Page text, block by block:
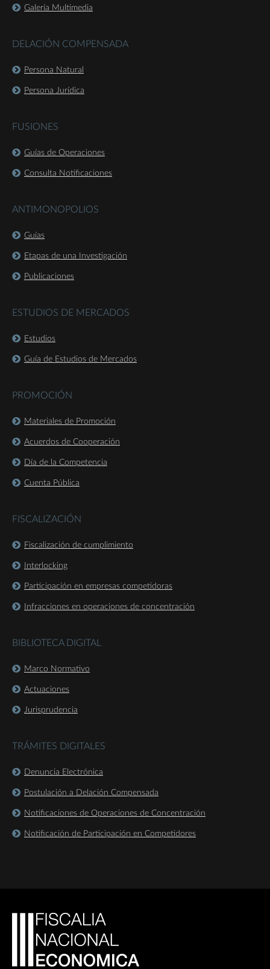
Galería Multimedia
DELACIÓN COMPENSADA
Persona Natural
Persona Jurídica
FUSIONES
Guías de Operaciones
Consulta Notificaciones
ANTIMONOPOLIOS
Guías
Etapas de una Investigación
Publicaciones
ESTUDIOS DE MERCADOS
Estudios
Guía de Estudios de Mercados
PROMOCIÓN
Materiales de Promoción
Acuerdos de Cooperación
Día de la Competencia
Cuenta Pública
FISCALIZACIÓN
Fiscalización de cumplimiento
Interlocking
Participación en empresas competidoras
Infracciones en operaciones de concentración
BIBLIOTECA DIGITAL
Marco Normativo
Actuaciones
Jurisprudencia
TRÁMITES DIGITALES
Denuncia Electrónica
Postulación a Delación Compensada
Notificaciones de Operaciones de Concentración
Notificación de Participación en Competidores